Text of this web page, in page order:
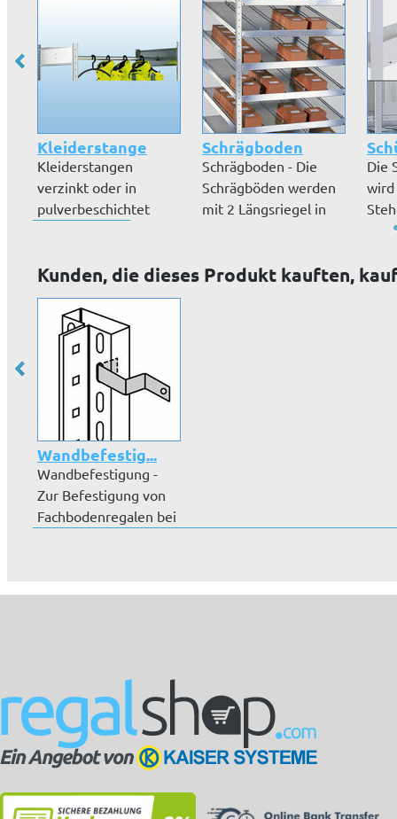
Kleiderstange
Kleiderstangen
verzinkt oder in
pulverbeschichtet
Schrägboden
Schrägboden - Die
Schrägböden werden
mit 2 Längsriegel in
Die
wird
Kunden, die dieses Produkt kauften,
Wandbefestig...
Wandbefestigung -
Zur Befestigung von
Fachbodenregalen bei